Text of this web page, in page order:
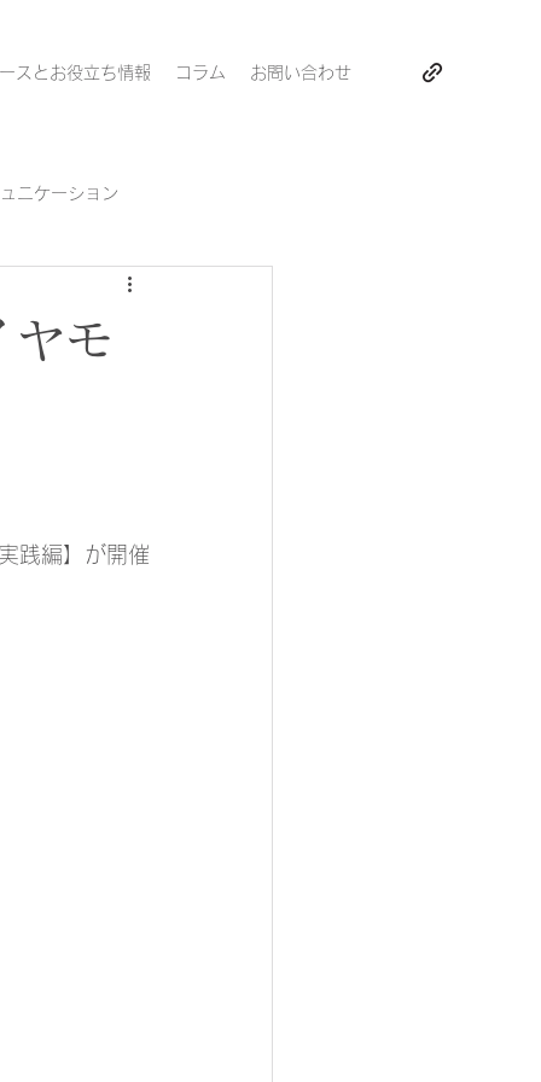
スとお役立ち情報 コラム お問い合わせ
ニケーション
モ
践編】が開催